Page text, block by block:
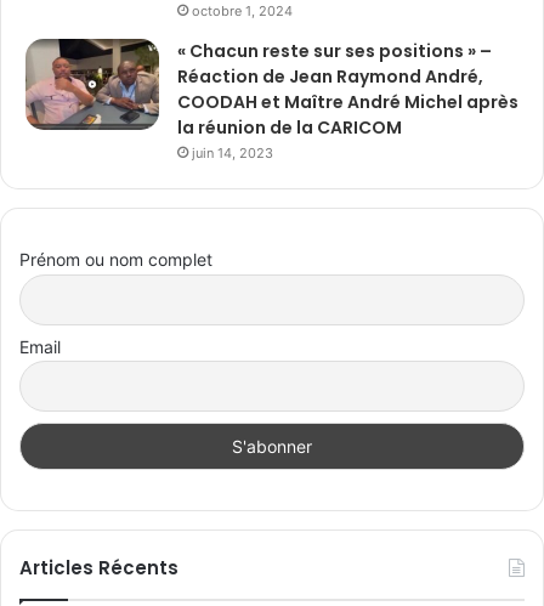
octobre 1, 2024
« Chacun reste sur ses positions » –
Réaction de Jean Raymond André,
COODAH et Maître André Michel après
la réunion de la CARICOM
juin 14, 2023
Prénom ou nom complet
Email
Articles Récents